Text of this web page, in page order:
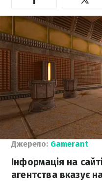
Джерело: Gamerant
Інформація на
агентства вказує